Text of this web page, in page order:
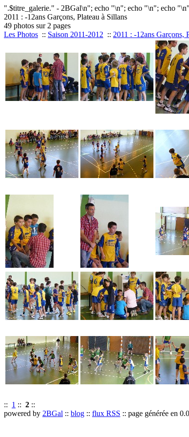
".$titre_galerie." - 2BGal\n"; echo "\n"; echo "\n"; echo "
2011 : -12ans Garçons, Plateau à Sillans
49 photos sur 2 pages
Les Photos :: Saison 2011-2012 :: 2011 : -12ans Garçons,
:: 1 :: 2 ::
powered by 2BGal :: blog :: flux RSS :: page générée en